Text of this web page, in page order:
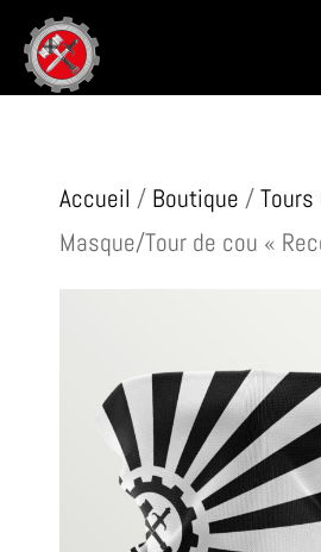
Accueil / Boutique /
Masque/Tour de cou «